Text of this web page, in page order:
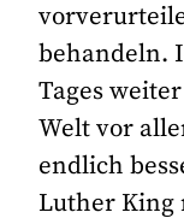
behandeln.
Tages
Welt vor
endlich
Luther King